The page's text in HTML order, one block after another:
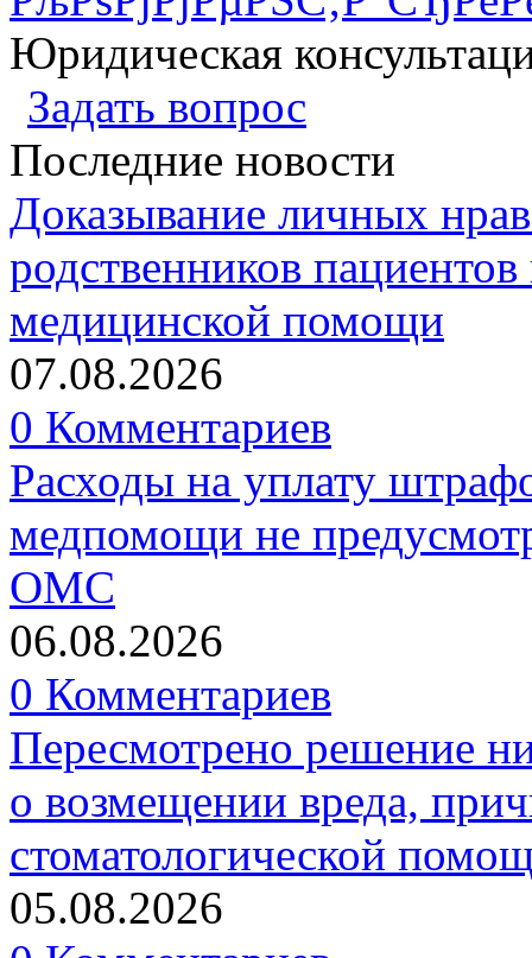
Юридическая
Задать вопрос
Последние новости
Доказывание личных
родственников
медицинской помощи
07.08.2026
0 Комментариев
Расходы на уплату
медпомощи не
ОМС
06.08.2026
0 Комментариев
Пересмотрено решение
о возмещении вреда,
стоматологической
05.08.2026